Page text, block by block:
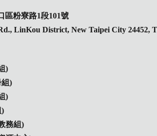
區粉寮路1段101號
LinKou District, New Taipei City 24452,
)
)
)
務組)